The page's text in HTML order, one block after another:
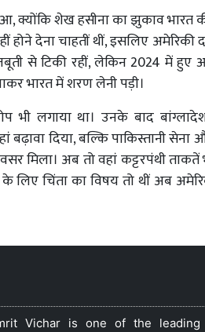
क्योंकि शेख हसीना का झुकाव भारत
होने देना चाहतीं थीं, इसलिए अमेरिकी
से टिकी रहीं, लेकिन 2024 में
भारत में शरण लेनी पड़ी।
भी लगाया था। उनके बाद
बढ़ावा दिया, बल्कि पाकिस्तानी सेना
अब तो वहां कट्टरपंथी ताकतें
लिए चिंता का विषय तो थीं अब
Vichar is one of the leading